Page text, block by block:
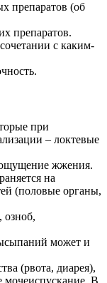
препаратов (об
препаратов.
с каким-
при
– локтевые
жжения.
на
(половые органы,
может и
(рвота, диарея),
мочеиспускание. В